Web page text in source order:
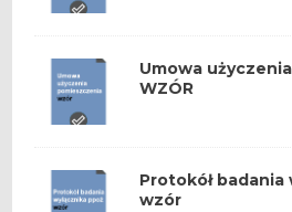
Umowa
WZÓR
Protokół badania
wzór